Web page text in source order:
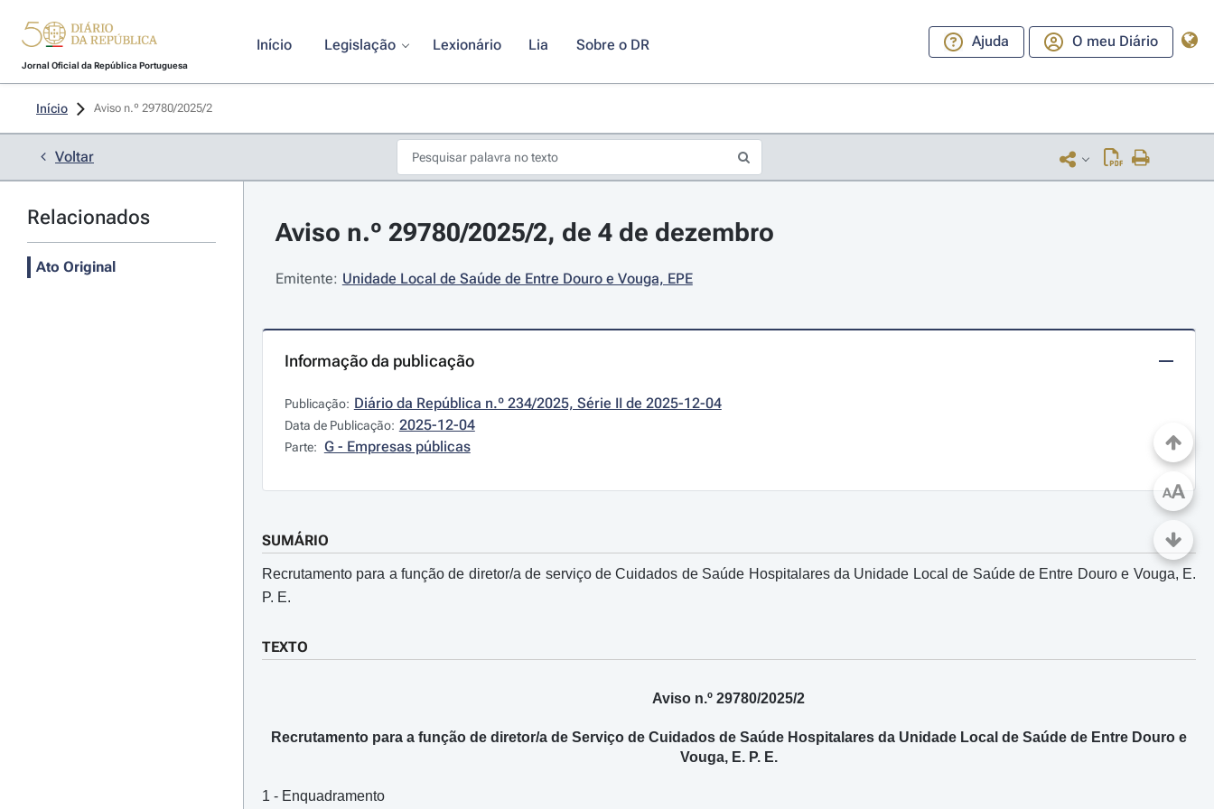
Jornal Oficial da República Portuguesa
Início Legislação Lexionário Lia Sobre o DR Ajuda O meu Diário
Início Aviso n.º 29780/2025/2
Voltar
Relacionados
Ato Original
Aviso n.º 29780/2025/2, de 4 de dezembro
Emitente: Unidade Local de Saúde de Entre Douro e Vouga, EPE
Informação da publicação
Publicação: Diário da República n.º 234/2025, Série II de 2025-12-04
Data de Publicação: 2025-12-04
Parte: G - Empresas públicas
SUMÁRIO
Recrutamento para a função de diretor/a de serviço de Cuidados de Saúde Hospitalares da Unidade Local de Saúde de Entre Douro e Vouga, E.
P. E.
TEXTO
Aviso n.º 29780/2025/2
Recrutamento para a função de diretor/a de Serviço de Cuidados de Saúde Hospitalares da Unidade Local de Saúde de Entre Douro e
Vouga, E. P. E.
1 - Enquadramento
AA